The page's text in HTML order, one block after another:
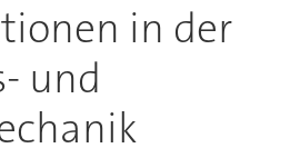
in der
und